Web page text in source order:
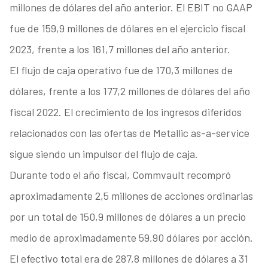
millones de dólares del año anterior. El EBIT no GAAP
fue de 159,9 millones de dólares en el ejercicio fiscal
2023, frente a los 161,7 millones del año anterior.
El flujo de caja operativo fue de 170,3 millones de
dólares, frente a los 177,2 millones de dólares del año
fiscal 2022. El crecimiento de los ingresos diferidos
relacionados con las ofertas de Metallic as-a-service
sigue siendo un impulsor del flujo de caja.
Durante todo el año fiscal, Commvault recompró
aproximadamente 2,5 millones de acciones ordinarias
por un total de 150,9 millones de dólares a un precio
medio de aproximadamente 59,90 dólares por acción.
El efectivo total era de 287,8 millones de dólares a 31